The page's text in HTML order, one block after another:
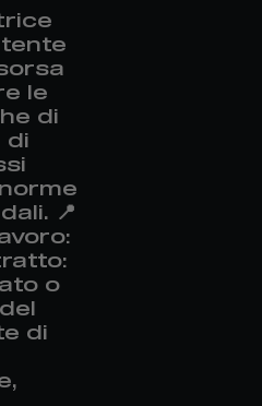
le
di
di
📍
o
di